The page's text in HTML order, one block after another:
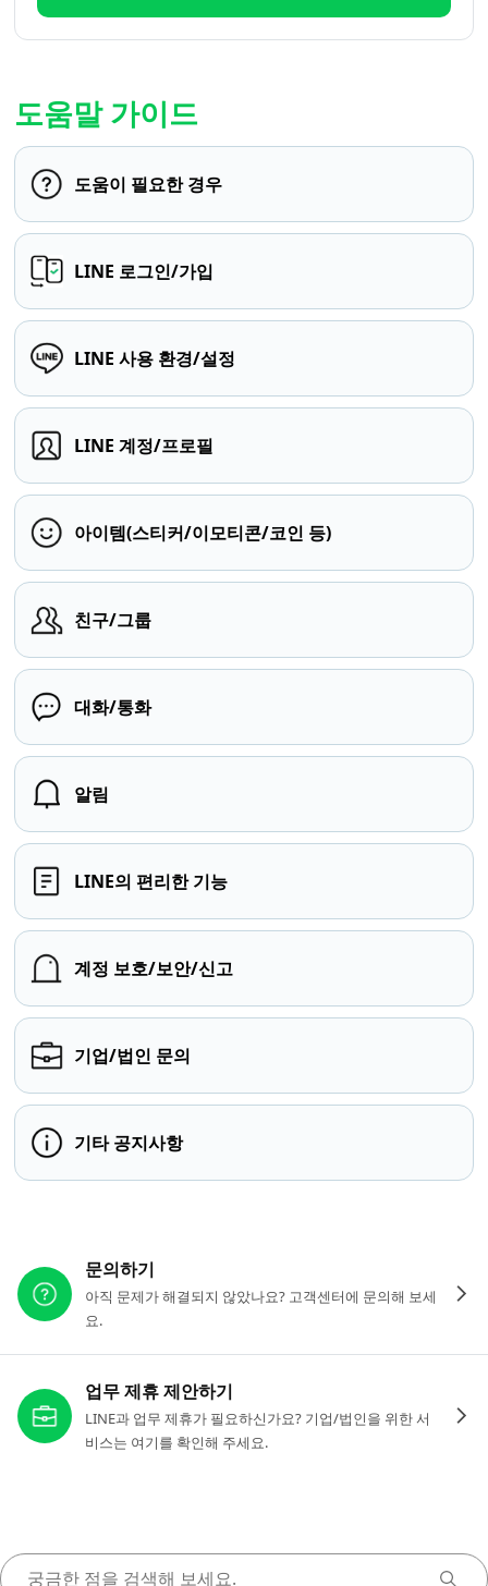
도움말 가이드
도움이 필요한 경우
LINE 로그인/가입
LINE 사용 환경/설정
LINE 계정/프로필
아이템(스티커/이모티콘/코인 등)
친구/그룹
대화/통화
알림
LINE의 편리한 기능
계정 보호/보안/신고
기업/법인 문의
기타 공지사항
문의하기
아직 문제가 해결되지 않았나요? 고객센터에 문의해 보세
요.
업무 제휴 제안하기
LINE과 업무 제휴가 필요하신가요? 기업/법인을 위한 서
비스는 여기를 확인해 주세요.